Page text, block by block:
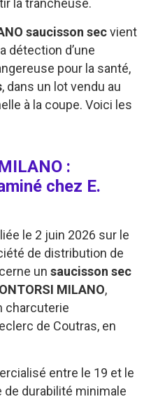
la trancheuse.
saucisson secvient
détection d’une
pour la santé,
, dans un lot vendu au
à la coupe. Voici les
:
chez E.
le 2 juin 2026 sur le
de distribution de
un saucisson sec
MILANO,
charcuterie
de Coutras, en
entre le 19 et le
de durabilité minimale